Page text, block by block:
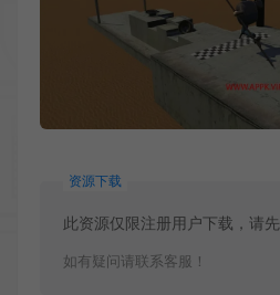
资源下载
此资源仅限注册用户下载，请先
如有疑问请联系客服！